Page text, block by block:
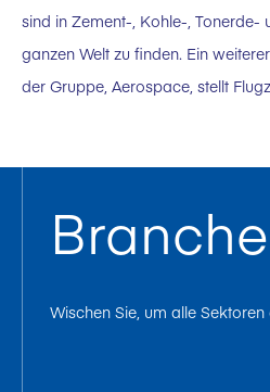
sind in Zement-, Kohle-, Tonerde-
ganzen Welt zu finden. Ein
der Gruppe, Aerospace, stellt
Wischen Sie, um alle